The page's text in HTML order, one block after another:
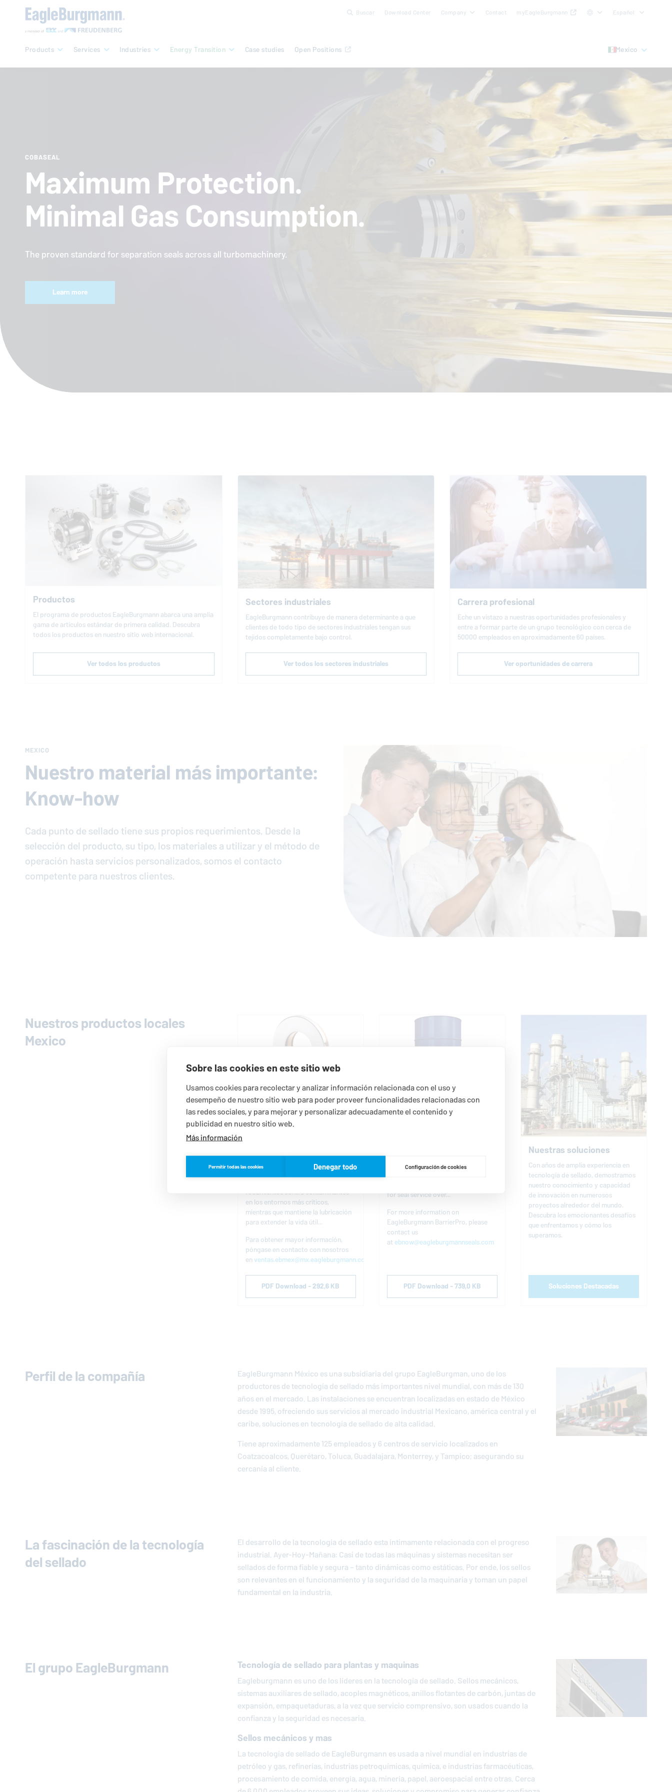
Buscar Download Center Company Contact myEagleBurgmann Español
Products Services Industries Energy Transition Case studies Open Positions Mexico
COBASEAL
Maximum Protection.
Minimal Gas Consumption.
The proven standard for separation seals across all turbomachinery.
Learn more
Productos
El programa de productosEagleBurgmannabarca una amplia
gama de artículos estándar de primera calidad. Descubra
todos los productos en nuestro sitio web internacional.
Ver todos los productos
Sectores industriales
EagleBurgmanncontribuye de manera determinante a que
clientes de todo tipo de sectores industriales tengan sus
tejidos completamente bajo control.
Ver todos los sectores industriales
Carrera profesional
Eche un vistazo a nuestras oportunidades profesionales y
entre a formar parte de un grupo tecnológico con cerca de
50000 empleados en aproximadamente 60 países.
Ver oportunidades de carrera
MEXICO
Nuestro material más importante:
Know-how
Cada punto de sellado tiene sus propios requerimientos. Desde la
selección del producto, su tipo, los materiales a utilizar y el método de
operación hasta servicios personalizados, somos el contacto
competente para nuestros clientes.
Nuestros productos locales
Mexico
EagleBurgmannBearing
Protection Seal
Como una solución revolucionaria en
sellado (patente-pendiente), el BP
rodamientos contra contaminantes
en los entornos más críticos,
mientras que mantiene la lubricación
para extender la vida útil...
Para obtener mayor información,
póngase en contacto con nosotros
enventas.ebmex@mx.eagleburgmann.com
PDF Download - 292,6 KB
BarrierPro fluido barrera
para sellos mecánicos
quality synthetic base stocks and
for seal service over...
For more information on
EagleBurgmannBarrierPro, please
contact us
at ebnow@eagleburgmannseals.com
PDF Download - 739,0 KB
Nuestras soluciones
Con años de amplia experiencia en
tecnología de sellado, demostramos
nuestro conocimiento y capacidad
de innovación en numerosos
proyectos alrededor del mundo.
Descubra los emocionantes desafíos
que enfrentamos y cómo los
superamos.
So­lu­cio­nes Des­ta­ca­das
Perfil de la compañía EagleBurgmann México es una subsidiaria del grupo EagleBurgman, uno de los
productores de tecnología de sellado más importantes nivel mundial, con más de 130
años en el mercado. Las instalaciones se encuentran localizadas en estado de México
desde 1995, ofreciendo sus servicios al mercado industrial Mexicano, américa central y el
caribe, soluciones en tecnología de sellado de alta calidad.
Tiene aproximadamente 125 empleados y 6 centros de servicio localizados en
Coatzacoalcos, Querétaro, Toluca, Guadalajara, Monterrey, y Tampico; asegurando su
cercanía al cliente.
La fascinación de la tecnología
del sellado
El desarrollo de la tecnología de sellado esta íntimamente relacionada con el progreso
industrial. Ayer-Hoy-Mañana: Casi de todas las máquinas y sistemas necesitan ser
sellados de forma fiable y segura – tanto dinámicas como estáticas. Por ende, los sellos
son relevantes en el funcionamiento y la seguridad de la maquinaria y toman un papel
fundamental en la industria.
El grupoEagleBurgmann Tecnología de sellado para plantas y maquinas
Eagleburgmann es uno de los líderes en la tecnología de sellado. Sellos mecánicos,
sistemas auxiliares de sellado, acoples magnéticos, anillos flotantes de carbón, juntas de
expansión, empaquetaduras, a la vez que servicio comprensivo, son usados cuando la
confianza y la seguridad es necesaria.
Sellos mecánicos y mas
La tecnología de sellado deEagleBurgmann es usada a nivel mundial en industrias de
petróleo y gas, refinerías, industrias petroquímicas, química, e industrias farmacéuticas,
procesamiento de comida, energía, agua, minería, papel, aeroespacial entre otras. Cerca
Sobre las cookies en este sitio web
Usamos cookies para recolectar y analizar información relacionada con el uso y
desempeño de nuestro sitio web para poder proveer funcionalidades relacionadas con
las redes sociales, y para mejorar y personalizar adecuadamente el contenido y
publicidad en nuestro sitio web.
Más información
Permitir todas las cookies Denegar todo Configuración de cookies